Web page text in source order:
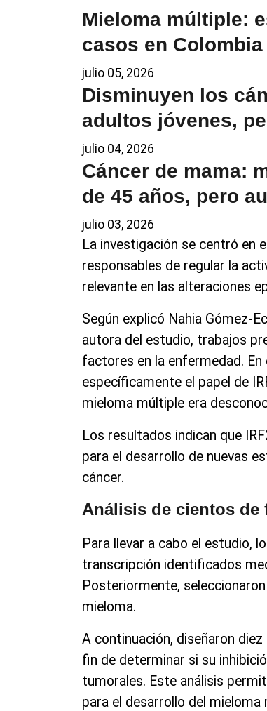
Mieloma múltiple:
casos en Colombia
julio 05, 2026
Disminuyen los
adultos jóvenes,
julio 04, 2026
Cáncer de mama:
de 45 años, pero
julio 03, 2026
La investigación se centró en
responsables de regular la
relevante en las alteraciones
Según explicó Nahia Gómez-
autora del estudio, trabajos
factores en la enfermedad.
específicamente el papel de
mieloma múltiple era
Los resultados indican que
para el desarrollo de nuevas
cáncer.
Análisis de cientos
Para llevar a cabo el estudio,
transcripción identificados
Posteriormente,
mieloma.
A continuación, diseñaron
fin de determinar si su
tumorales. Este análisis
para el desarrollo del mieloma